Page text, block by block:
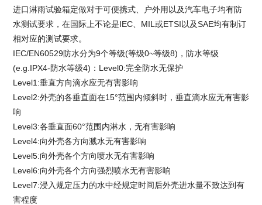
进口淋雨试验箱定做对于可便携式、户外用以及汽车电子均有防
水测试要求，在国际上不论是IEC、MIL或ETSI以及SAE均有制订
相对应的测试要求。
IEC/EN60529防水分为9个等级(等级0~等级8)，防水等级
(e.g.IPX4-防水等级4)：Level0:完全防水无保护
Level1:垂直方向滴水应无有害影响
Level2:外壳的各垂直面在15°范围内倾斜时，垂直滴水应无有害影
响
Level3:各垂直面60°范围内淋水，无有害影响
Level4:向外壳各方向溅水无有害影响
Level5:向外壳各个方向喷水无有害影响
Level6:向外壳各个方向强烈喷水无有害影响
Level7:浸入规定压力的水中经规定时间后外壳进水量不致达到有
害程度